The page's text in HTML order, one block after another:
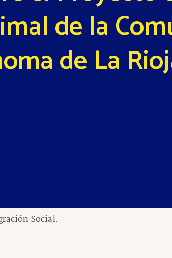
de la
de La
Social.